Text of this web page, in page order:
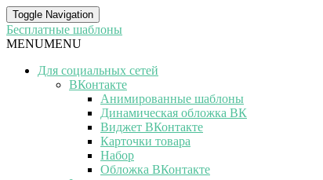
Toggle Navigation
Бесплатные шаблоны
MENUMENU
Для социальных сетей
ВКонтакте
Анимированные шаблоны
Динамическая обложка ВК
Виджет ВКонтакте
Карточки товара
Набор
Обложка ВКонтакте